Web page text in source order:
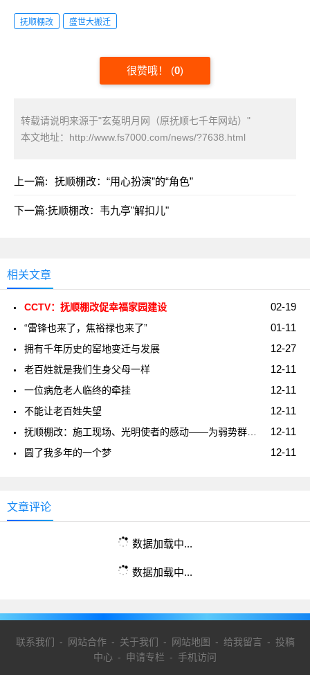
抚顺棚改 盛世大搬迁
很赞哦！ (0)
转载请说明来源于"玄菟明月网（原抚顺七千年网站）"
本文地址： http://www.fs7000.com/news/?7638.html
上一篇: 抚顺棚改：“用心扮演”的“角色”
下一篇:抚顺棚改：韦九亭"解扣儿"
相关文章
02-19
CCTV：抚顺棚改促幸福家园建设
01-11
“雷锋也来了，焦裕禄也来了”
12-27
拥有千年历史的窑地变迁与发展
12-11
老百姓就是我们生身父母一样
12-11
一位病危老人临终的牵挂
12-11
不能让老百姓失望
12-11
12-11
圆了我多年的一个梦
文章评论
数据加载中...
数据加载中...
联系我们 - 网站合作- 关于我们 - 网站地图 - 给我留言 - 投稿
中心 - 申请专栏 - 手机访问